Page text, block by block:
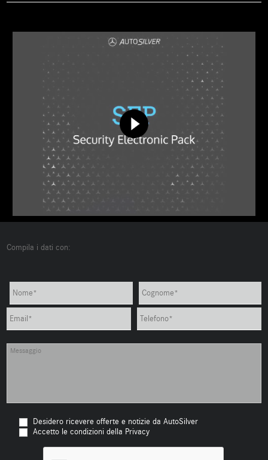
Compila i dati con:
Desidero ricevere offerte e notizie da AutoSilver
Accetto le condizioni della Privacy